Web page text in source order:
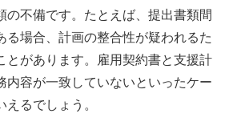
の不備です。たとえば、提出書類間
る場合、計画の整合性が疑われるた
とがあります。雇用契約書と支援計
内容が一致していないといったケー
るでしょう。